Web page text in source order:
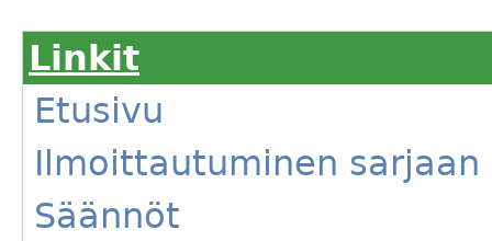
Linkit
Etusivu
Ilmoittautuminen sarjaan
Säännöt